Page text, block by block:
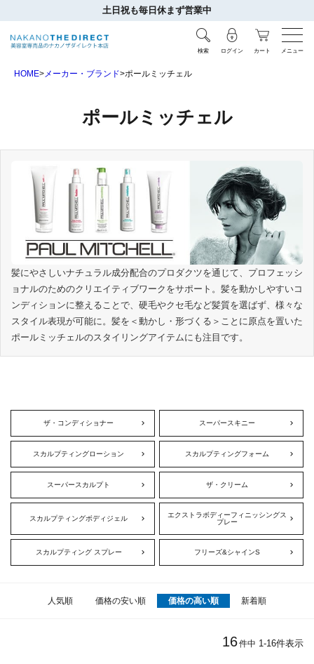
土日祝も毎日休まず営業中
検索 ログイン カート メニュー
HOME メーカー・ブランド ポールミッチェル
ポールミッチェル
髪にやさしいナチュラル成分配合のプロダクツを通じて、プロフェッシ
ョナルのためのクリエイティブワークをサポート。髪を動かしやすいコ
ンディションに整えることで、硬毛やクセ毛など髪質を選ばず、様々な
スタイル表現が可能に。髪を＜動かし・形づくる＞ことに原点を置いた
ポールミッチェルのスタイリングアイテムにも注目です。
ザ・コンディショナー スーパースキニー
スカルプティングローション スカルプティングフォーム
スーパースカルプト ザ・クリーム
スカルプティングボディジェル
エクストラボディーフィニッシングス
プレー
スカルプティング スプレー フリーズ&シャインS
人気順 価格の安い順 価格の高い順 新着順
16件中 1-16件表示